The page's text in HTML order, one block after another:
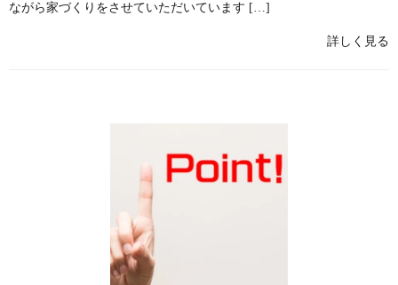
ながら家づくりをさせていただいています […]
詳しく見る